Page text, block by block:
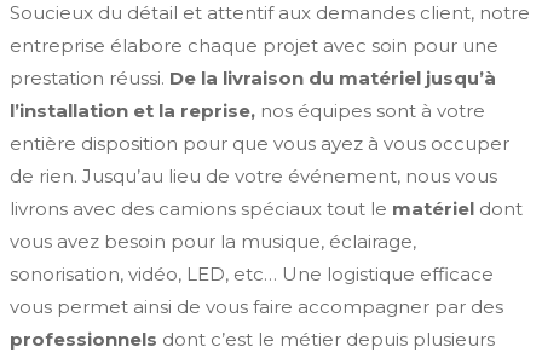
Soucieux du détail et attentif aux demandes client, notre
entreprise élabore chaque projet avec soin pour une
prestation réussi. De la livraison du matériel jusqu’à
l’installation et la reprise, nos équipes sont à votre
entière disposition pour que vous ayez à vous occuper
de rien. Jusqu’au lieu de votre événement, nous vous
livrons avec des camions spéciaux tout le matériel dont
vous avez besoin pour la musique, éclairage,
sonorisation, vidéo, LED, etc… Une logistique efficace
vous permet ainsi de vous faire accompagner par des
professionnels dont c’est le métier depuis plusieurs